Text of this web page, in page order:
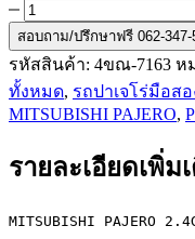
จำนวน
MITSUBISHI
PAJERO
2.4GT
NAVI
2WD
จด
ปี
สอบถาม/ปรึกษาฟรี 062-347-
รหัสสินค้า: 4ขณ-7163 ห
ทั้งหมด, รถปาเจโร่มือสอ
MITSUBISHI PAJERO,
รายละเอียดเพิ่ม
MITSUBISHI PAJERO